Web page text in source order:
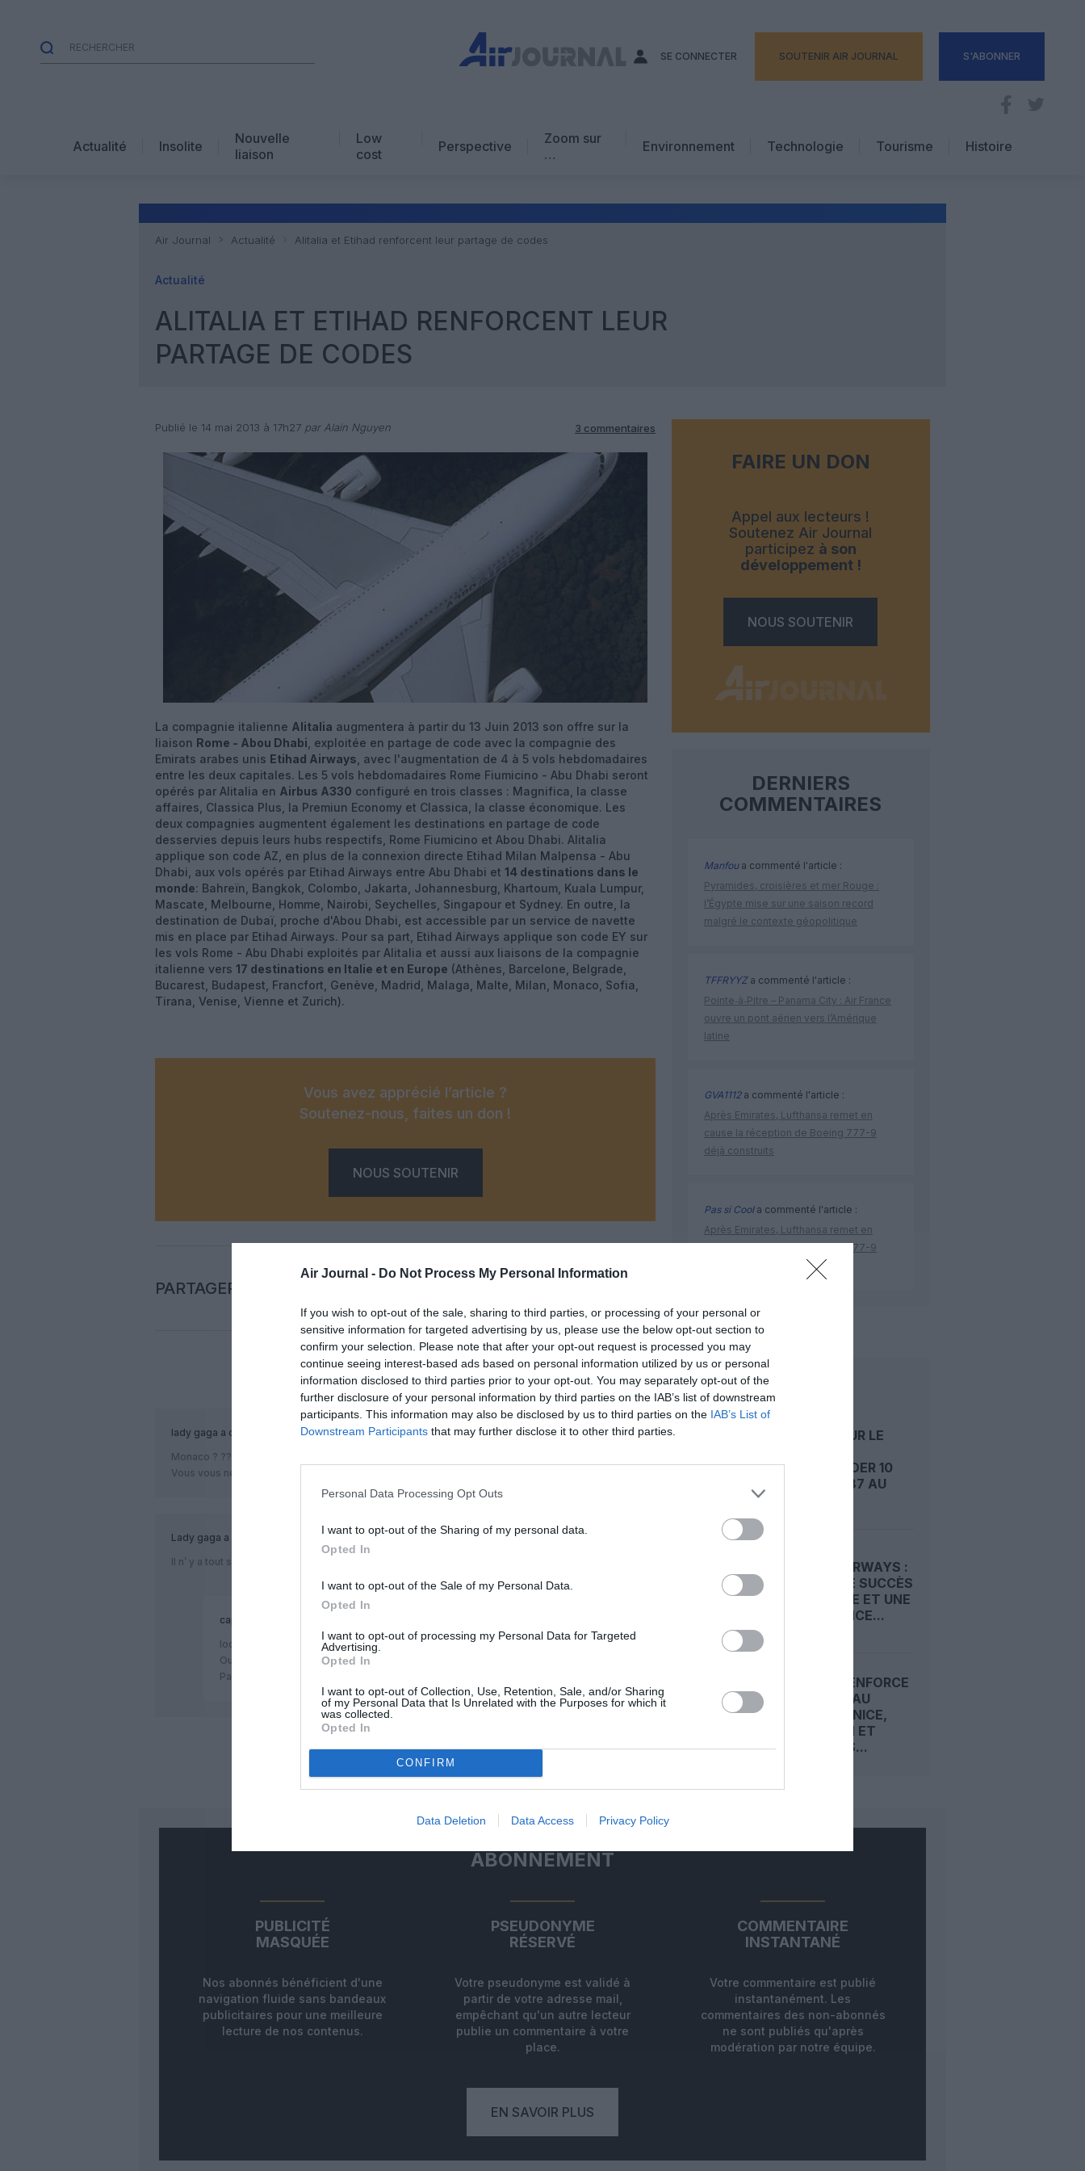
Air Journal - Do Not Process My Personal Information
If you wish to opt-out of the sale, sharing to third parties, or processing of your personal or
sensitive information for targeted advertising by us, please use the below opt-out section to
confirm your selection. Please note that after your opt-out request is processed you may
continue seeing interest-based ads based on personal information utilized by us or personal
information disclosed to third parties prior to your opt-out. You may separately opt-out of the
further disclosure of your personal information by third parties on the IAB’s list of downstream
participants. This information may also be disclosed by us to third parties on the IAB’s List of
Downstream Participants that may further disclose it to other third parties.
Personal Data Processing Opt Outs
I want to opt-out of the Sharing of my personal data.
Opted In
I want to opt-out of the Sale of my Personal Data.
Opted In
I want to opt-out of processing my Personal Data for Targeted
Advertising.
Opted In
I want to opt-out of Collection, Use, Retention, Sale, and/or Sharing
of my Personal Data that Is Unrelated with the Purposes for which it
was collected.
Opted In
CONFIRM
Data Deletion Data Access Privacy Policy
SE CONNECTER SOUTENIR AIR JOURNAL S'ABONNER
Actualité Insolite
Nouvelle
liaison
Low
cost
Perspective
Zoom sur
…
Avis d’expert
Environnement Technologie
Tourisme
Hôtellerie
Histoire
Air Journal Actualité Alitalia et Etihad renforcent leur partage de codes
Actualité
ALITALIA ET ETIHAD RENFORCENT LEUR
PARTAGE DE CODES
Publié le 14 mai 2013 à 17h27 par Alain Nguyen 3 commentaires
La compagnie italienne Alitalia augmentera à partir du 13 Juin 2013 son offre sur la
liaison Rome - Abou Dhabi , exploitée en partage de code avec la compagnie des
Emirats arabes unis Etihad Airways , avec l'augmentation de 4 à 5 vols hebdomadaires
entre les deux capitales. Les 5 vols hebdomadaires Rome Fiumicino - Abu Dhabi seront
opérés par Alitalia en Airbus A330 configuré en trois classes : Magnifica, la classe
affaires, Classica Plus, la Premiun Economy et Classica, la classe économique. Les
deux compagnies augmentent également les destinations en partage de code
desservies depuis leurs hubs respectifs, Rome Fiumicino et Abou Dhabi. Alitalia
applique son code AZ, en plus de la connexion directe Etihad Milan Malpensa - Abu
Dhabi, aux vols opérés par Etihad Airways entre Abu Dhabi et 14 destinations dans le
monde: Bahreïn, Bangkok, Colombo, Jakarta, Johannesburg, Khartoum, Kuala Lumpur,
Mascate, Melbourne, Homme, Nairobi, Seychelles, Singapour et Sydney. En outre, la
destination de Dubaï, proche d'Abou Dhabi, est accessible par un service de navette
mis en place par Etihad Airways. Pour sa part, Etihad Airways applique son code EY sur
les vols Rome - Abu Dhabi exploités par Alitalia et aussi aux liaisons de la compagnie
italienne vers 17 destinations en Italie et en Europe (Athènes, Barcelone, Belgrade,
Bucarest, Budapest, Francfort, Genève, Madrid, Malaga, Malte, Milan, Monaco, Sofia,
Tirana, Venise, Vienne et Zurich).
Vous avez apprécié l’article ?
Soutenez-nous, faites un don !
NOUS SOUTENIR
PARTAGER L'ARTICLE
FacebookTwitter PinterestLinkedInEmail Print
COMMENTAIRE(S)
lady gaga a commenté :
15 mai 2013 - 12 h 31 min
Monaco ? ??
Vous vous ne seriez pas laissé avoir par le nom de Munich en italien ?
Lady gaga a commenté :
16 mai 2013 - 11 h 47 min
Il n’ y a tout simplement pas d’aéroport à Monaco
capitaine93
looooooooooool
Oui, juste un héliport et de quoi accoster son bateau!
Pas vrai Alain?
LAISSER UN COMMENTAIRE
FAIRE UN DON
Appel aux lecteurs !
Soutenez Air Journal
participez à son
développement !
NOUS SOUTENIR
DERNIERS
COMMENTAIRES
Manfoua commenté l'article :
Pyramides, croisières et mer Rouge :
l’Égypte mise sur une saison record
malgré le contexte géopolitique
TFFRYYZa commenté l'article :
Pointe‑à‑Pitre – Panama City : Air France
ouvre un pont aérien vers l’Amérique
latine
GVA1112a commenté l'article :
Après Emirates, Lufthansa remet en
cause la réception de Boeing 777-9
déjà construits
Pas si Coola commenté l'article :
Après Emirates, Lufthansa remet en
cause la réception de Boeing 777-9
alitalia etihad airways
LIRE AUSSI
ETIHAD SUR LE
COMMANDER 10
BOEING 787 AU
ETIHAD AIRWAYS :
20 ANS DE SUCCÈS
EN FRANCE ET UNE
CROISSANCE...
ETIHAD RENFORCE
SON RÉSEAU
ESTIVAL : NICE,
SANTORIN ET
MYKONOS...
ABONNEMENT
PUBLICITÉ
MASQUÉE
Nos abonnés bénéficient d'une
navigation fluide sans bandeaux
publicitaires pour une meilleure
lecture de nos contenus.
PSEUDONYME
RÉSERVÉ
Votre pseudonyme est validé à
partir de votre adresse mail,
empêchant qu'un autre lecteur
publie un commentaire à votre
place.
COMMENTAIRE
INSTANTANÉ
Votre commentaire est publié
instantanément. Les
commentaires des non-abonnés
ne sont publiés qu'après
modération par notre équipe.
EN SAVOIR PLUS